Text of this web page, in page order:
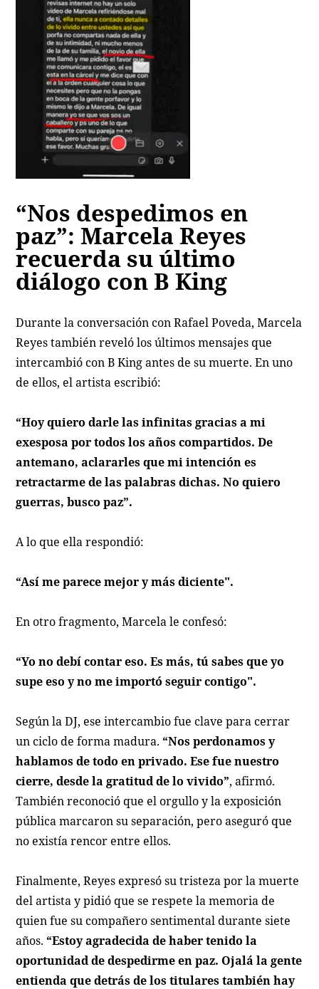
“Nos despedimos en
paz”: Marcela Reyes
recuerda su último
diálogo con B King
Durante la conversación con Rafael Poveda, Marcela
Reyes también reveló los últimos mensajes que
intercambió con B King antes de su muerte. En uno
de ellos, el artista escribió:
“Hoy quiero darle las infinitas gracias a mi
exesposa por todos los años compartidos. De
antemano, aclararles que mi intención es
retractarme de las palabras dichas. No quiero
guerras, busco paz”.
A lo que ella respondió:
“Así me parece mejor y más diciente".
En otro fragmento, Marcela le confesó:
“Yo no debí contar eso. Es más, tú sabes que yo
supe eso y no me importó seguir contigo".
Según la DJ, ese intercambio fue clave para cerrar
un ciclo de forma madura. “Nos perdonamos y
hablamos de todo en privado. Ese fue nuestro
cierre, desde la gratitud de lo vivido”, afirmó.
También reconoció que el orgullo y la exposición
pública marcaron su separación, pero aseguró que
no existía rencor entre ellos.
Finalmente, Reyes expresó su tristeza por la muerte
del artista y pidió que se respete la memoria de
quien fue su compañero sentimental durante siete
años. “Estoy agradecida de haber tenido la
oportunidad de despedirme en paz. Ojalá la gente
entienda que detrás de los titulares también hay